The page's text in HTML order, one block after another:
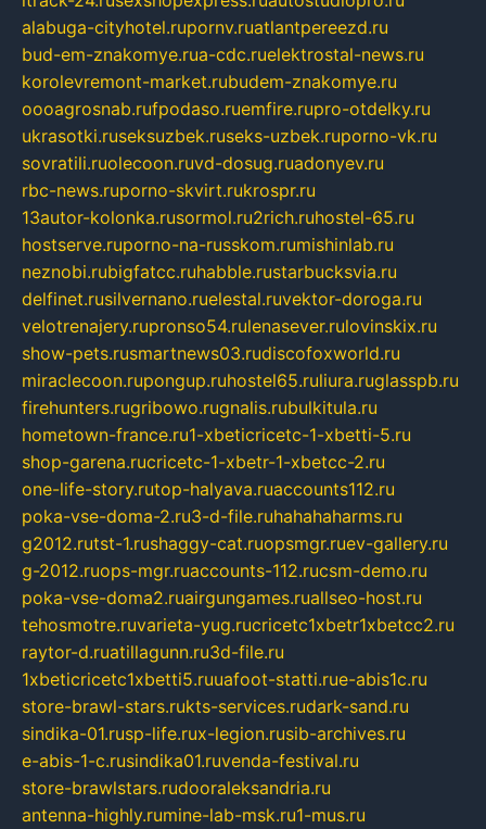
alabuga-cityhotel.rupornv.ruatlantpereezd.ru
bud-em-znakomye.rua-cdc.ruelektrostal-news.ru
korolevremont-market.rubudem-znakomye.ru
oooagrosnab.rufpodaso.ruemfire.rupro-otdelky.ru
ukrasotki.ruseksuzbek.ruseks-uzbek.ruporno-vk.ru
sovratili.ruolecoon.ruvd-dosug.ruadonyev.ru
rbc-news.ruporno-skvirt.rukrospr.ru
13autor-kolonka.rusormol.ru2rich.ruhostel-65.ru
hostserve.ruporno-na-russkom.rumishinlab.ru
neznobi.rubigfatcc.ruhabble.rustarbucksvia.ru
delfinet.rusilvernano.ruelestal.ruvektor-doroga.ru
velotrenajery.rupronso54.rulenasever.rulovinskix.ru
show-pets.rusmartnews03.rudiscofoxworld.ru
miraclecoon.rupongup.ruhostel65.ruliura.ruglasspb.ru
firehunters.rugribowo.rugnalis.rubulkitula.ru
hometown-france.ru1-xbeticricetc-1-xbetti-5.ru
shop-garena.rucricetc-1-xbetr-1-xbetcc-2.ru
one-life-story.rutop-halyava.ruaccounts112.ru
poka-vse-doma-2.ru3-d-file.ruhahahaharms.ru
g2012.rutst-1.rushaggy-cat.ruopsmgr.ruev-gallery.ru
g-2012.ruops-mgr.ruaccounts-112.rucsm-demo.ru
poka-vse-doma2.ruairgungames.ruallseo-host.ru
tehosmotre.ruvarieta-yug.rucricetc1xbetr1xbetcc2.ru
raytor-d.ruatillagunn.ru3d-file.ru
1xbeticricetc1xbetti5.ruuafoot-statti.rue-abis1c.ru
store-brawl-stars.rukts-services.rudark-sand.ru
sindika-01.rusp-life.rux-legion.rusib-archives.ru
e-abis-1-c.rusindika01.ruvenda-festival.ru
store-brawlstars.rudooraleksandria.ru
antenna-highly.rumine-lab-msk.ru1-mus.ru